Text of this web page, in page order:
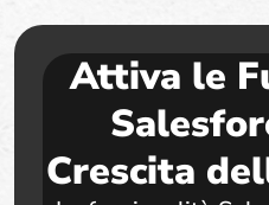
Attiva le
Crescita